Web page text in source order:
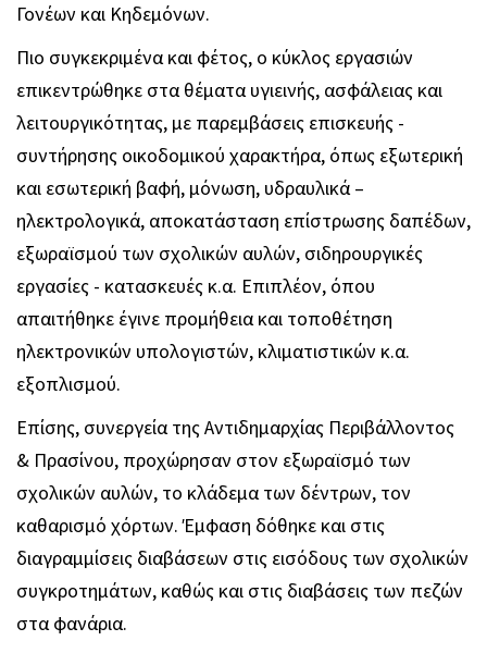
Γονέων και Κηδεμόνων.
Πιο συγκεκριμένα και φέτος, ο κύκλος εργασιών
επικεντρώθηκε στα θέματα υγιεινής, ασφάλειας και
λειτουργικότητας, με παρεμβάσεις επισκευής -
συντήρησης οικοδομικού χαρακτήρα, όπως εξωτερική
και εσωτερική βαφή, μόνωση, υδραυλικά –
ηλεκτρολογικά, αποκατάσταση επίστρωσης δαπέδων,
εξωραϊσμού των σχολικών αυλών, σιδηρουργικές
εργασίες - κατασκευές κ.α. Επιπλέον, όπου
απαιτήθηκε έγινε προμήθεια και τοποθέτηση
ηλεκτρονικών υπολογιστών, κλιματιστικών κ.α.
εξοπλισμού.
Επίσης, συνεργεία της Αντιδημαρχίας Περιβάλλοντος
& Πρασίνου, προχώρησαν στον εξωραϊσμό των
σχολικών αυλών, το κλάδεμα των δέντρων, τον
καθαρισμό χόρτων. Έμφαση δόθηκε και στις
διαγραμμίσεις διαβάσεων στις εισόδους των σχολικών
συγκροτημάτων, καθώς και στις διαβάσεις των πεζών
στα φανάρια.